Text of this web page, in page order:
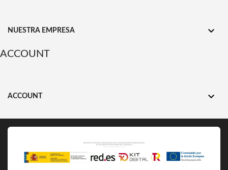
NUESTRA EMPRESA 
ACCOUNT
ACCOUNT 